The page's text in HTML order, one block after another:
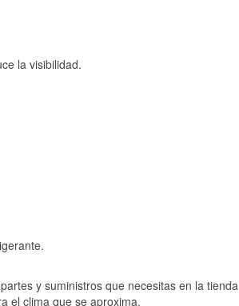
la visibilidad.
y suministros que necesitas en la tienda
el clima que se aproxima.